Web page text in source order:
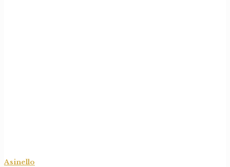
Asinello